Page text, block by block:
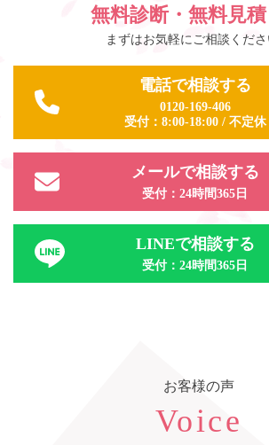
無料診断・無料見積
まずはお気軽にご相談くださ
電話で相談する
0120-169-406
受付： 8:00-18:00/ 不定休
メールで相談する
受付：24時間365日
LINEで相談する
受付：24時間365日
お客様の声
Voice